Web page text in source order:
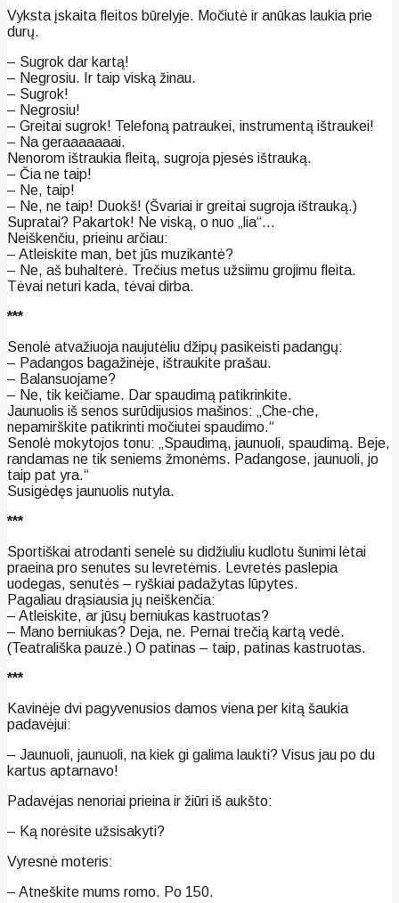
Vyksta įskaita fleitos būrelyje. Močiutė ir anūkas laukia prie
durų.
– Sugrok dar kartą!
– Negrosiu. Ir taip viską žinau.
– Sugrok!
– Negrosiu!
– Greitai sugrok! Telefoną patraukei, instrumentą ištraukei!
– Na geraaaaaaai.
Nenorom ištraukia fleitą, sugroja pjesės ištrauką.
– Čia ne taip!
– Ne, taip!
– Ne, ne taip! Duokš! (Švariai ir greitai sugroja ištrauką.)
Supratai? Pakartok! Ne viską, o nuo „lia“…
Neiškenčiu, prieinu arčiau:
– Atleiskite man, bet jūs muzikantė?
– Ne, aš buhalterė. Trečius metus užsiimu grojimu fleita.
Tėvai neturi kada, tėvai dirba.
***
Senolė atvažiuoja naujutėliu džipų pasikeisti padangų:
– Padangos bagažinėje, ištraukite prašau.
– Balansuojame?
– Ne, tik keičiame. Dar spaudimą patikrinkite.
Jaunuolis iš senos surūdijusios mašinos: „Che-che,
nepamirškite patikrinti močiutei spaudimo.“
Senolė mokytojos tonu: „Spaudimą, jaunuoli, spaudimą. Beje,
randamas ne tik seniems žmonėms. Padangose, jaunuoli, jo
taip pat yra.“
Susigėdęs jaunuolis nutyla.
***
Sportiškai atrodanti senelė su didžiuliu kudlotu šunimi lėtai
praeina pro senutes su levretėmis. Levretės paslepia
uodegas, senutės – ryškiai padažytas lūpytes.
Pagaliau drąsiausia jų neiškenčia:
– Atleiskite, ar jūsų berniukas kastruotas?
– Mano berniukas? Deja, ne. Pernai trečią kartą vedė.
(Teatrališka pauzė.) O patinas – taip, patinas kastruotas.
***
Kavinėje dvi pagyvenusios damos viena per kitą šaukia
padavėjui:
– Jaunuoli, jaunuoli, na kiek gi galima laukti? Visus jau po du
kartus aptarnavo!
Padavėjas nenoriai prieina ir žiūri iš aukšto:
– Ką norėsite užsisakyti?
Vyresnė moteris:
– Atneškite mums romo. Po 150.